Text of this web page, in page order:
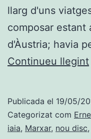
llarg d'uns
composar estant
d'Àustria; havia
Continueu llegint
Publicada el 19/05/
Categorizat com
iaia, Marxar, nou disc,